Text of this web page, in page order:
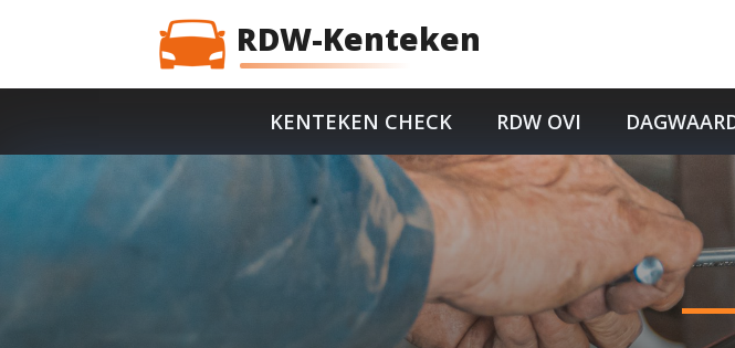
RDW-Kenteken
KENTEKEN CHECK RDW OVI